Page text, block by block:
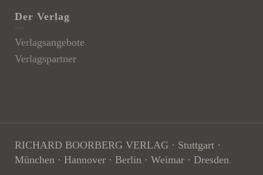
Der Verlag
Verlagsangebote
Verlagspartner
RICHARD BOORBERG VERLAG · Stuttgart ·
München · Hannover · Berlin ­· Weimar · Dresden